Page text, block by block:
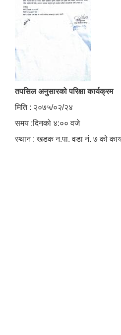
तपसिल अनुसारको परिक्षा कार्यक्रम
मिति : २०७५/०२/२४
समय :दिनको ४:०० वजे
स्थान : खडक न.पा. वडा नं. ७ को